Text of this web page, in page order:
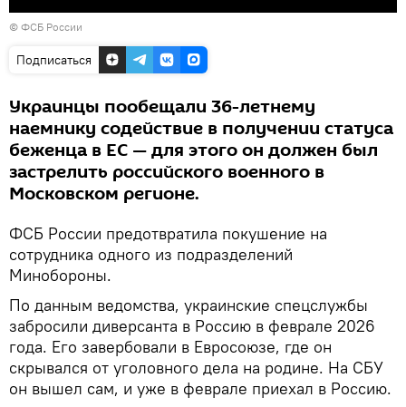
© ФСБ России
Подписаться
Украинцы пообещали 36-летнему
наемнику содействие в получении статуса
беженца в ЕС — для этого он должен был
застрелить российского военного в
Московском регионе.
ФСБ России предотвратила покушение на
сотрудника одного из подразделений
Минобороны.
По данным ведомства, украинские спецслужбы
забросили диверсанта в Россию в феврале 2026
года. Его завербовали в Евросоюзе, где он
скрывался от уголовного дела на родине. На СБУ
он вышел сам, и уже в феврале приехал в Россию.